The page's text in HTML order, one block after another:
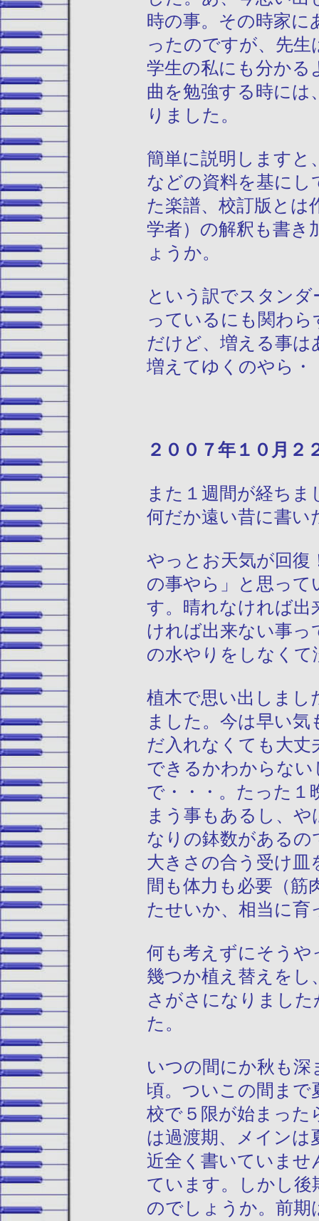
時の事。その時家
ったのですが、先
学生の私にも分かる
曲を勉強する時には
りました。
簡単に説明しますと
などの資料を基にし
た楽譜、校訂版とは
学者）の解釈も書き
ょうか。
という訳でスタン
っているにも関わ
だけど、増える事は
増えてゆくのやら・
２００７年１
また１週間が経ち
何だか遠い昔に書い
やっとお天気が回復
の事やら」と思っ
す。晴れなければ出
ければ出来ない事
の水やりをしなくて
植木で思い出しまし
ました。今は早い
だ入れなくても大
できるかわからな
で・・・。たった１
まう事もあるし、
なりの鉢数があるの
大きさの合う受け皿
間も体力も必要（筋
たせいか、相当に育
何も考えずにそうや
幾つか植え替えをし
さがさになりまし
た。
いつの間にか秋も深
頃。ついこの間ま
校で５限が始まった
は過渡期、メインは
近全く書いていませ
ています。しかし
のでしょうか。前